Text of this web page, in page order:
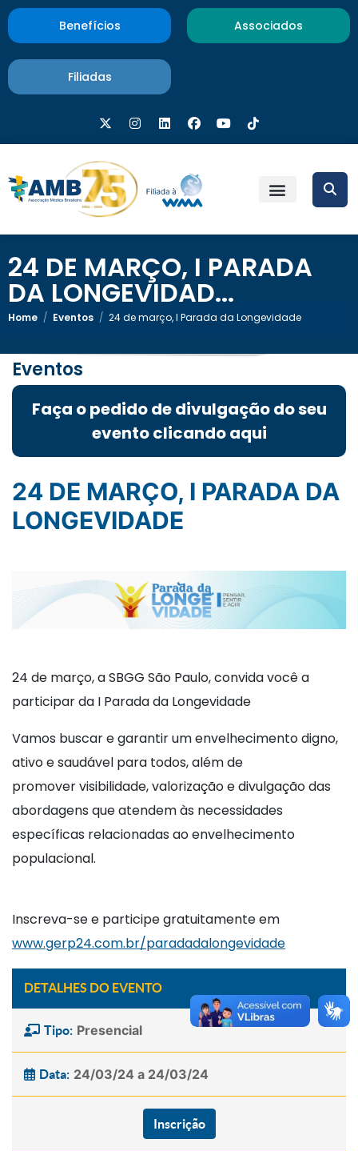
Benefícios Associados
Filiadas
24 DE MARÇO, I PARADA
DA LONGEVIDAD...
Home / Eventos / 24 de março, I Parada da Longevidade
Eventos
Faça o pedido de divulgação do seu
evento clicando aqui
24 DE MARÇO, I PARADA DA
LONGEVIDADE
24 de março, a SBGG São Paulo, convida você a
participar da I Parada da Longevidade
Vamos buscar e garantir um envelhecimento digno,
ativo e saudável para todos, além de
promover visibilidade, valorização e divulgação das
abordagens que atendem às necessidades
específicas relacionadas ao envelhecimento
populacional.
Inscreva-se e participe gratuitamente em
www.gerp24.com.br/paradadalongevidade
DETALHES DO EVENTO
Tipo: Presencial
Data: 24/03/24 a 24/03/24
Inscrição